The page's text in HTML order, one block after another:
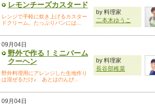
レモンチーズカスタード
レンジで手軽に炊き上げるカスター
ドクリーム。たっぷりパンには...
by 料理家
二本木ゆうこ
09月04日
野外で作る！ミニバーム
クーヘン
野外料理用にアレンジした生地作り
は混ぜるだけ♪ あとはのんび...
by 料理家
長谷部稚菜
09月04日